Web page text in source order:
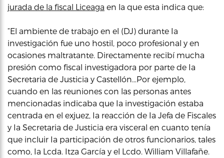
jurada de la fiscal Liceaga en la que esta indica que:
“El ambiente de trabajo en el (DJ) durante Ia
investigación fue uno hostil, poco profesional y en
ocasiones maltratante. Directamente recibí mucha
presión como fiscal investigadora por parte de Ia
Secretaria de Justicia y Castellón…Por ejemplo,
cuando en las reuniones con las personas antes
mencionadas indicaba que Ia investigación estaba
centrada en el exjuez, Ia reacción de Ia Jefa de Fiscales
y Ia Secretaria de Justicia era visceral en cuanto tenía
que incluir Ia participación de otros funcionarios, tales
como, Ia Lcda. Itza García y el Lcdo. William Villafañe.